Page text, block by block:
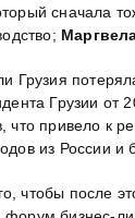
сначала
Грузия
Грузии от
что привело к
из России и
чтобы после